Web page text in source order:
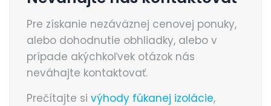
Pre získanie nezáväznej cenovej ponuky,
alebo dohodnutie obhliadky, alebo v
prípade akýchkoľvek otázok nás
neváhajte kontaktovať.
Prečítajte si výhody fúkanej izolácie,